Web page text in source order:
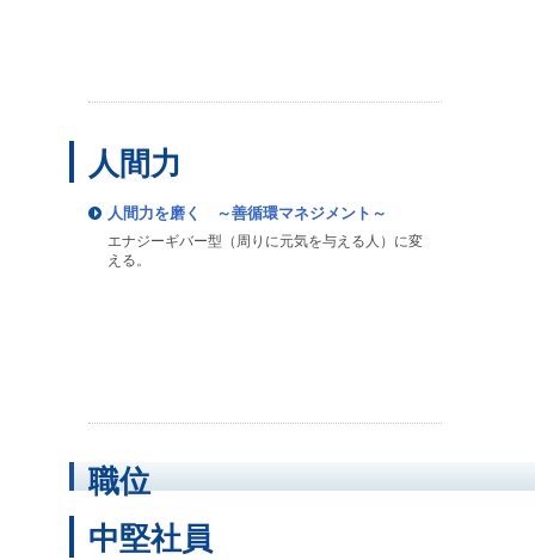
人間力
人間力を磨く ～善循環マネジメント～
エナジーギバー型（周りに元気を与える人）に変
える。
職位
中堅社員